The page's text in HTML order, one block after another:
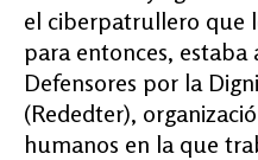
el ciberpatrullero que
para entonces,
Defensores por la
(Rededter),
humanos en la que